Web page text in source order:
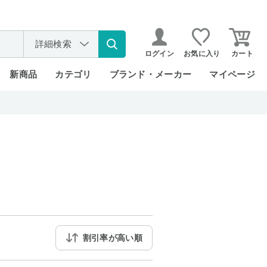
詳細検索
ログイン お気に入り カート
新商品 カテゴリ ブランド・メーカー マイページ
割引率が高い順